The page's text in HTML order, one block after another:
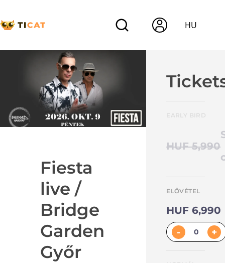
HU
Fiesta
live /
Bridge
Garden
Győr
HUF 5,990
ELŐVÉTEL
HUF 6,990
- +